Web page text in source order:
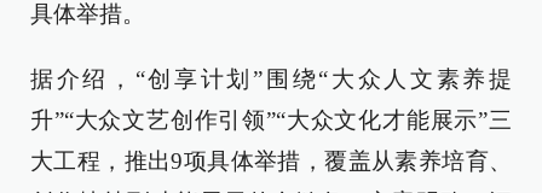
具体举措。
据介绍，“创享计划”围绕“大众人文素养提
升”“大众文艺创作引领”“大众文化才能展示”三
大工程，推出9项具体举措，覆盖从素养培育、